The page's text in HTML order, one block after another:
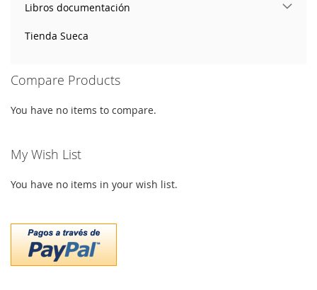
Libros documentación
Tienda Sueca
Compare Products
You have no items to compare.
My Wish List
You have no items in your wish list.